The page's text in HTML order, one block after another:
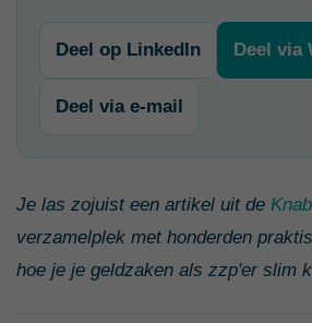
Deel op LinkedIn Deel via
Deel via e-mail
Je las zojuist een artikel uit de
verzamelplek met honderden
hoe je je geldzaken als zzp'er slim